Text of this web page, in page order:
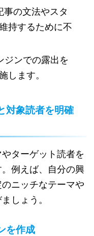
事の文法やスタ
持するために不
ジンでの露出を
します。
対象読者を明確
ターゲット読者を
例えば、自分の興
ニッチなテーマや
しょう。
を作成